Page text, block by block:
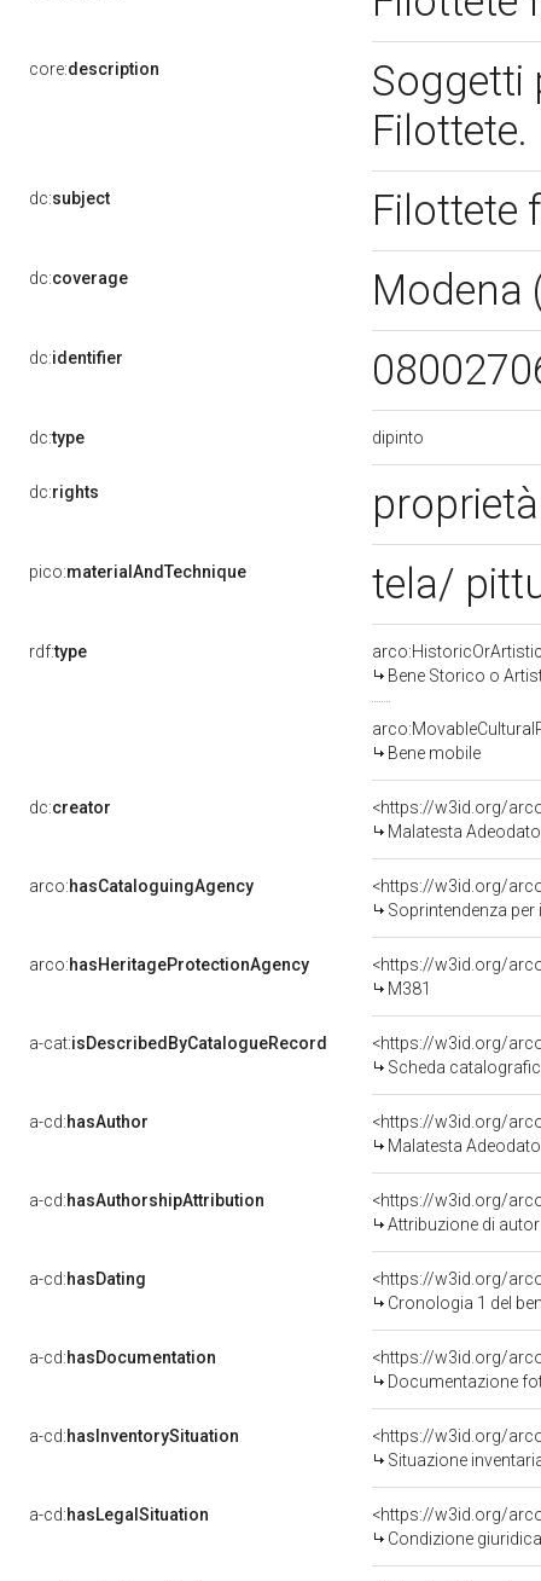
core:description
Soggetti
dc:subject Filottete
dc:coverage Modena
dc:identifier
dc:type dipinto
dc:rights
pico:materialAndTechnique tela/
rdf:type
Bene Storico o
Bene mobile
dc:creator
<https://w3id.org/
Malatesta
arco:hasCataloguingAgency
<https://w3id.org/
Soprintendenza per
arco:hasHeritageProtectionAgency
<https://w3id.org/
M381
a-cat:isDescribedByCatalogueRecord
<https://w3id.org/
Scheda
a-cd:hasAuthor
<https://w3id.org/
Malatesta
a-cd:hasAuthorshipAttribution
<https://w3id.org/
Attribuzione di
a-cd:hasDating
<https://w3id.org/
Cronologia 1 del
a-cd:hasDocumentation
Documentazione
a-cd:hasInventorySituation
<https://w3id.org/
Situazione
a-cd:hasLegalSituation
<https://w3id.org/
Condizione